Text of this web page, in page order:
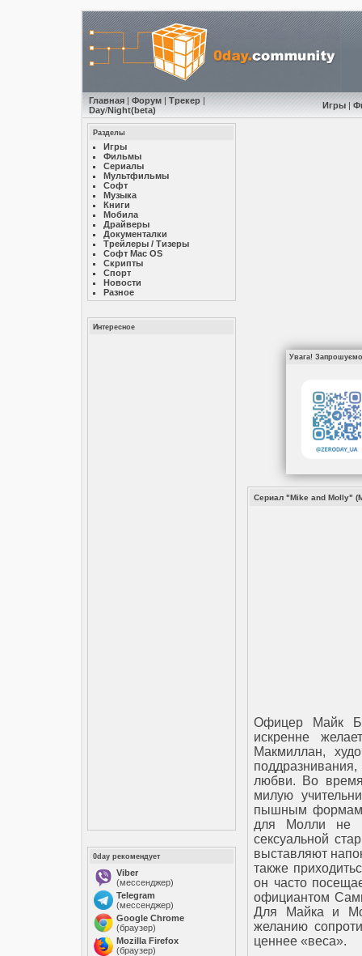
Главная| Форум| Трекер|
Day/Night(beta) Игры|
Разделы
Игры
Фильмы
Сериалы
Мультфильмы
Софт
Музыкa
Книги
Мобила
Драйверы
Документалки
Трейлеры / Тизеры
Софт Mac OS
Скрипты
Спорт
Новости
Разное
Интересное
0day рекомендует
Viber
(мессенджер)
Telegram
(мессенджер)
Google Chrome
(браузер)
Mozilla Firefox
(браузер)
Увага! Запрошуємо
Сериал "Mike and Molly"
Офицер Майк
искренне
Макмиллан,
любви. Во
милую
пышным формам
для Молли не
сексуальной
выставляют
также
он часто
официантом
Для Майка и
желанию
ценнее «веса».